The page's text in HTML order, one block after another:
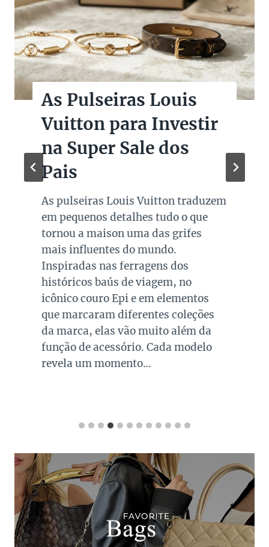
As Pulseiras Louis
Vuitton para Investir
na Super Sale dos
Pais
As pulseiras Louis Vuitton traduzem
em pequenos detalhes tudo o que
tornou a maison uma das grifes
mais influentes do mundo.
Inspiradas nas ferragens dos
históricos baús de viagem, no
icônico couro Epi e em elementos
que marcaram diferentes coleções
da marca, elas vão muito além da
função de acessório. Cada modelo
revela um momento…